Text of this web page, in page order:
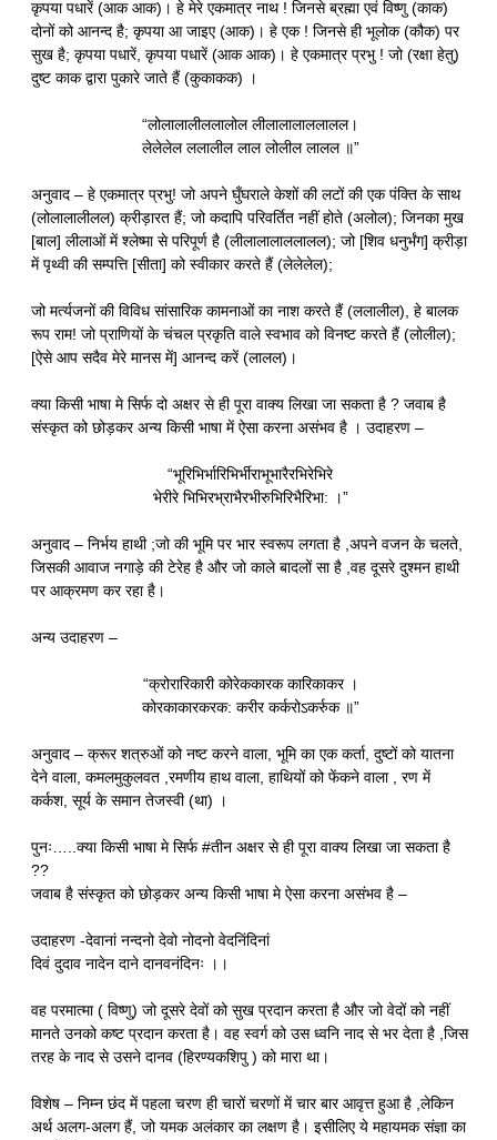
कृपया पधारें (आक आक)। हे मेरे एकमात्र नाथ ! जिनसे ब्रह्मा एवं विष्णु (काक)
दोनों को आनन्द है; कृपया आ जाइए (आक)। हे एक ! जिनसे ही भूलोक (कौक) पर
सुख है; कृपया पधारें, कृपया पधारें (आक आक)। हे एकमात्र प्रभु ! जो (रक्षा हेतु)
दुष्ट काक द्वारा पुकारे जाते हैं (कुकाकक) ।
“लोलालालीललालोल लीलालालाललालल।
लेलेलेल ललालील लाल लोलील लालल ॥”
अनुवाद – हे एकमात्र प्रभु! जो अपने घुँघराले केशों की लटों की एक पंक्ति के साथ
(लोलालालीलल) क्रीड़ारत हैं; जो कदापि परिवर्तित नहीं होते (अलोल); जिनका मुख
[बाल] लीलाओं में श्लेष्मा से परिपूर्ण है (लीलालालाललालल); जो [शिव धनुर्भंग] क्रीड़ा
में पृथ्वी की सम्पत्ति [सीता] को स्वीकार करते हैं (लेलेलेल);
जो मर्त्यजनों की विविध सांसारिक कामनाओं का नाश करते हैं (ललालील), हे बालक
रूप राम! जो प्राणियों के चंचल प्रकृति वाले स्वभाव को विनष्ट करते हैं (लोलील);
[ऐसे आप सदैव मेरे मानस में] आनन्द करें (लालल)।
क्या किसी भाषा मे सिर्फ दो अक्षर से ही पूरा वाक्य लिखा जा सकता है ? जवाब है
संस्कृत को छोड़कर अन्य किसी भाषा में ऐसा करना असंभव है । उदाहरण –
“भूरिभिर्भारिभिर्भीराभूभारैरभिरेभिरे
भेरीरे भिभिरभ्राभैरभीरुभिरिभैरिभा: ।”
अनुवाद – निर्भय हाथी ;जो की भूमि पर भार स्वरूप लगता है ,अपने वजन के चलते,
जिसकी आवाज नगाड़े की टेरेह है और जो काले बादलों सा है ,वह दूसरे दुश्मन हाथी
पर आक्रमण कर रहा है।
अन्य उदाहरण –
“क्रोरारिकारी कोरेककारक कारिकाकर ।
कोरकाकारकरक: करीर कर्करोऽकर्रुक ॥”
अनुवाद – क्रूर शत्रुओं को नष्ट करने वाला, भूमि का एक कर्ता, दुष्टों को यातना
देने वाला, कमलमुकुलवत ,रमणीय हाथ वाला, हाथियों को फेंकने वाला , रण में
कर्कश, सूर्य के समान तेजस्वी (था) ।
पुनः…..क्या किसी भाषा मे सिर्फ #तीन अक्षर से ही पूरा वाक्य लिखा जा सकता है
??
जवाब है संस्कृत को छोड़कर अन्य किसी भाषा मे ऐसा करना असंभव है –
उदाहरण -देवानां नन्दनो देवो नोदनो वेदनिंदिनां
दिवं दुदाव नादेन दाने दानवनंदिनः ।।
वह परमात्मा ( विष्णु) जो दूसरे देवों को सुख प्रदान करता है और जो वेदों को नहीं
मानते उनको कष्ट प्रदान करता है। वह स्वर्ग को उस ध्वनि नाद से भर देता है ,जिस
तरह के नाद से उसने दानव (हिरण्यकशिपु ) को मारा था।
विशेष – निम्न छंद में पहला चरण ही चारों चरणों में चार बार आवृत्त हुआ है ,लेकिन
अर्थ अलग-अलग हैं, जो यमक अलंकार का लक्षण है। इसीलिए ये महायमक संज्ञा का